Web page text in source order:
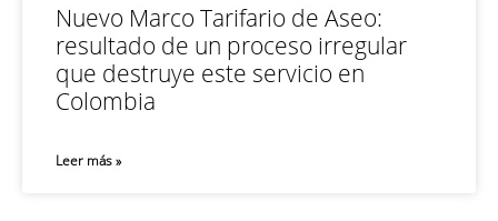
Nuevo Marco Tarifario de Aseo:
resultado de un proceso irregular
que destruye este servicio en
Colombia
Leer más »